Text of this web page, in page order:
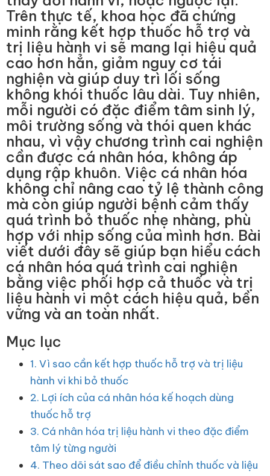
Trên thực tế, khoa học đã chứng
minh rằng kết hợp thuốc hỗ trợ và
trị liệu hành vi sẽ mang lại hiệu quả
cao hơn hẳn, giảm nguy cơ tái
nghiện và giúp duy trì lối sống
không khói thuốc lâu dài. Tuy nhiên,
mỗi người có đặc điểm tâm sinh lý,
môi trường sống và thói quen khác
nhau, vì vậy chương trình cai nghiện
cần được cá nhân hóa, không áp
dụng rập khuôn. Việc cá nhân hóa
không chỉ nâng cao tỷ lệ thành công
mà còn giúp người bệnh cảm thấy
quá trình bỏ thuốc nhẹ nhàng, phù
hợp với nhịp sống của mình hơn. Bài
viết dưới đây sẽ giúp bạn hiểu cách
cá nhân hóa quá trình cai nghiện
bằng việc phối hợp cả thuốc và trị
liệu hành vi một cách hiệu quả, bền
vững và an toàn nhất.
Mục lục
1. Vì sao cần kết hợp thuốc hỗ trợ và trị liệu
hành vi khi bỏ thuốc
2. Lợi ích của cá nhân hóa kế hoạch dùng
thuốc hỗ trợ
3. Cá nhân hóa trị liệu hành vi theo đặc điểm
tâm lý từng người
4. Theo dõi sát sao để điều chỉnh thuốc và liệu